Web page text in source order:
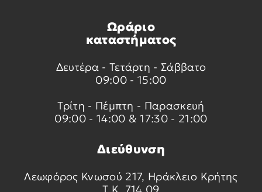
Ωράριο
καταστήματος
Δευτέρα - Τετάρτη - Σάββατο
09:00 - 15:00
Τρίτη - Πέμπτη - Παρασκευή
09:00 - 14:00 & 17:30 - 21:00
Διεύθυνση
Λεωφόρος Κνωσού 217, Ηράκλειο Κρήτης
Τ.Κ. 714 09